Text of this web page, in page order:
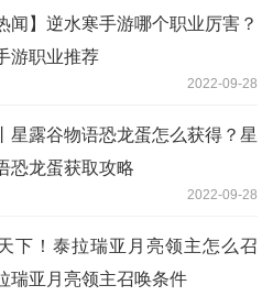
闻】逆水寒手游哪个职业厉害？
游职业推荐
2022-09-28
星露谷物语恐龙蛋怎么获得？星
恐龙蛋获取攻略
2022-09-28
下！泰拉瑞亚月亮领主怎么召
瑞亚月亮领主召唤条件